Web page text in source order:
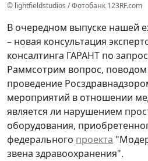
© lightfieldstudios / Фотобанк 123RF.com
В очередном выпуске нашей
– новая консультация
консалтинга ГАРАНТ по
Раммсотрим вопрос, поводом
проведение
мероприятий в отношении
является ли нарушением
оборудования,
федерального проекта
звена здравоохранения".